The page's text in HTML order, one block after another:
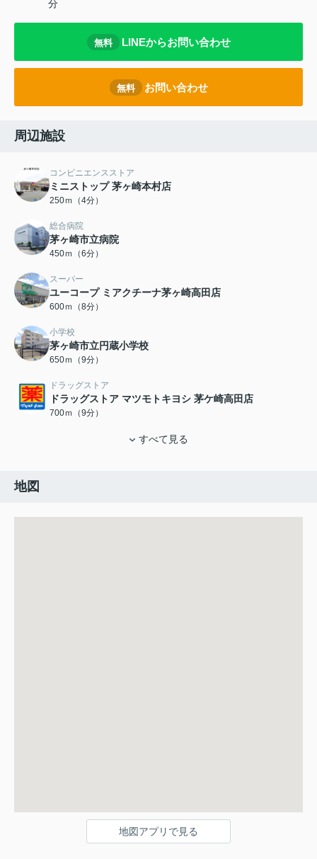
分
無料 LINEからお問い合わせ
無料 お問い合わせ
周辺施設
コンビニエンスストア
ミニストップ 茅ヶ崎本村店
250ｍ（4分）
総合病院
茅ヶ崎市立病院
450ｍ（6分）
スーパー
ユーコープ ミアクチーナ茅ヶ崎高田店
600ｍ（8分）
小学校
茅ヶ崎市立円蔵小学校
650ｍ（9分）
ドラッグストア
ドラッグストア マツモトキヨシ 茅ケ崎高田店
700ｍ（9分）
すべて見る
地図
地図アプリで見る